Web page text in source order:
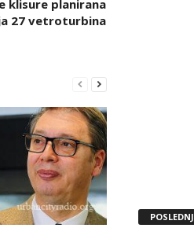
klisure planirana
27 vetroturbina